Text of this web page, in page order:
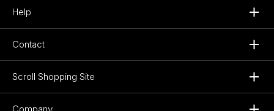
Help
Contact
Scroll Shopping Site